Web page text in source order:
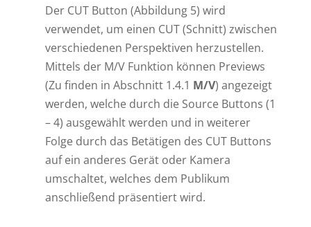
Der CUT Button (Abbildung 5) wird
verwendet, um einen CUT (Schnitt) zwischen
verschiedenen Perspektiven herzustellen.
Mittels der M/V Funktion können Previews
(Zu finden in Abschnitt 1.4.1 M/V) angezeigt
werden, welche durch die Source Buttons (1
– 4) ausgewählt werden und in weiterer
Folge durch das Betätigen des CUT Buttons
auf ein anderes Gerät oder Kamera
umschaltet, welches dem Publikum
anschließend präsentiert wird.